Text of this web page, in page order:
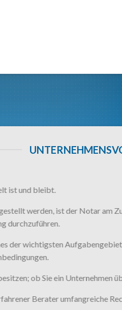
ist und bleibt.
werden, ist der Notar am
durchzuführen.
der wichtigsten
ob Sie ein Unternehmen
Berater umfangreiche